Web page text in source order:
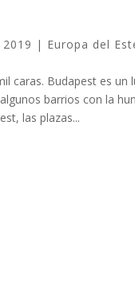
| Europa del
caras. Budapest es
barrios con la
las plazas...